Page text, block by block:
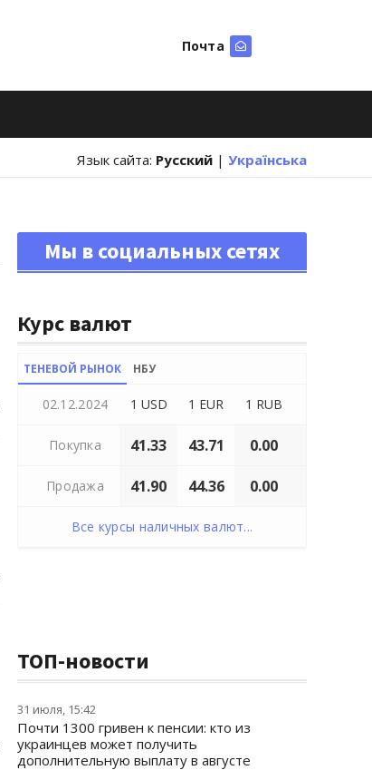
Почта
Язык сайта: Русский | Українська
Мы в социальных сетях
Курс валют
ТЕНЕВОЙ РЫНОК НБУ
02.12.2024 1 USD 1 EUR 1 RUB
Покупка 41.33 43.71 0.00
Продажа 41.90 44.36 0.00
Все курсы наличных валют...
ТОП-новости
31 июля, 15:42
Почти 1300 гривен к пенсии: кто из
украинцев может получить
дополнительную выплату в августе